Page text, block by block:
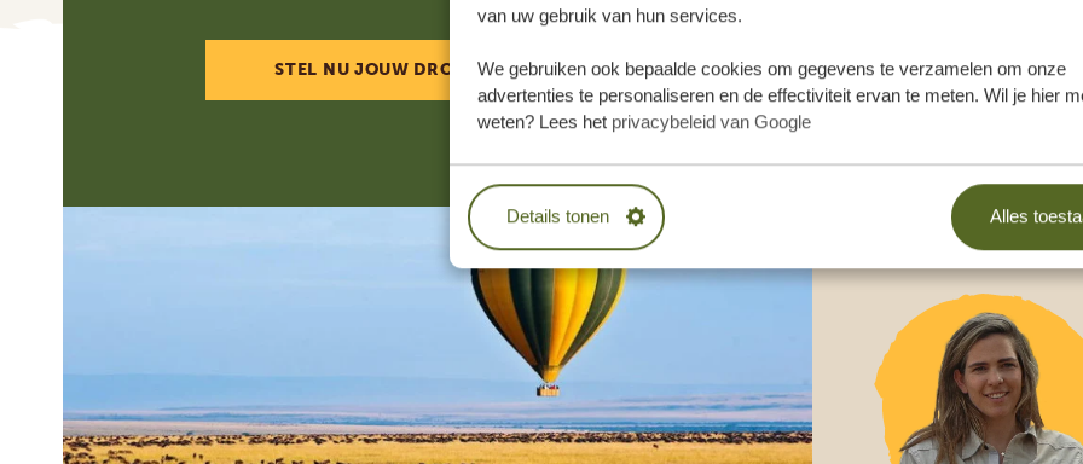
van uw gebruik van hun services.
We gebruiken ook bepaalde cookies om gegevens te verzamelen om onze
advertenties te personaliseren en de effectiviteit ervan te meten. Wil je hier
weten? Lees het privacybeleid van Google
Details tonen Alles
STEL NU JOUW DROOMREIS SAMEN!